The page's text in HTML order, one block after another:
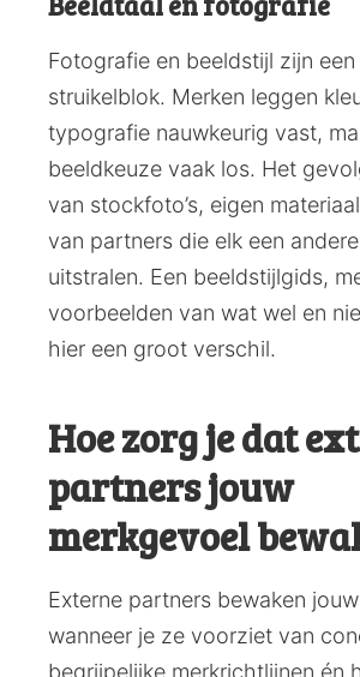
Fotografie en beeldstijl zijn
struikelblok. Merken leggen
typografie nauwkeurig vast,
beeldkeuze vaak los. Het
van stockfoto’s, eigen
van partners die elk een
uitstralen. Een beeldstijlgids,
voorbeelden van wat wel en
hier een groot verschil.
Hoe zorg je dat
partners jouw
merkgevoel
Externe partners bewaken
wanneer je ze voorziet van